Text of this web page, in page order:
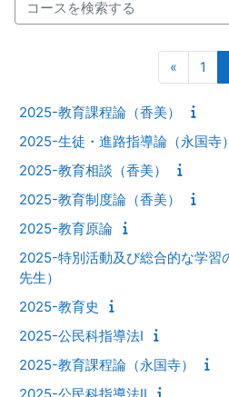
« 前のペー
1 ペ
2025-教育課程論（香美）
2025-生徒・進路指導論（永国寺）
2025-教育相談（香美）
2025-教育制度論（香美）
2025-教育原論
2025-特別活動及び総合的な学習
先生）
2025-教育史
2025-公民科指導法I
2025-教育課程論（永国寺）
2025-公民科指導法II